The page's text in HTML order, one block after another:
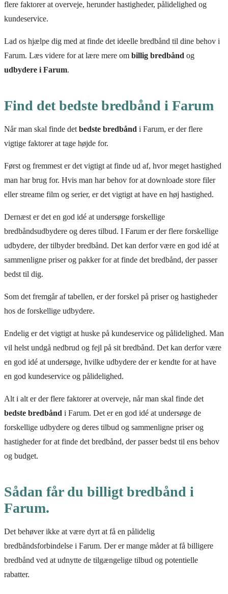
flere faktorer at overveje, herunder hastigheder, pålidelighed og
kundeservice.
Lad os hjælpe dig med at finde det ideelle bredbånd til dine behov i
Farum. Læs videre for at lære mere om billig bredbånd og
udbydere i Farum.
Find det bedste bredbånd i Farum
Når man skal finde det bedste bredbånd i Farum, er der flere
vigtige faktorer at tage højde for.
Først og fremmest er det vigtigt at finde ud af, hvor meget hastighed
man har brug for. Hvis man har behov for at downloade store filer
eller streame film og serier, er det vigtigt at have en høj hastighed.
Dernæst er det en god idé at undersøge forskellige
bredbåndsudbydere og deres tilbud. I Farum er der flere forskellige
udbydere, der tilbyder bredbånd. Det kan derfor være en god idé at
sammenligne priser og pakker for at finde det bredbånd, der passer
bedst til dig.
Som det fremgår af tabellen, er der forskel på priser og hastigheder
hos de forskellige udbydere.
Endelig er det vigtigt at huske på kundeservice og pålidelighed. Man
vil helst undgå nedbrud og fejl på sit bredbånd. Det kan derfor være
en god idé at undersøge, hvilke udbydere der er kendte for at have
en god kundeservice og pålidelighed.
Alt i alt er der flere faktorer at overveje, når man skal finde det
bedste bredbånd i Farum. Det er en god idé at undersøge de
forskellige udbydere og deres tilbud og sammenligne priser og
hastigheder for at finde det bredbånd, der passer bedst til ens behov
og budget.
Sådan får du billigt bredbånd i
Farum.
Det behøver ikke at være dyrt at få en pålidelig
bredbåndsforbindelse i Farum. Der er mange måder at få billigere
bredbånd ved at udnytte de tilgængelige tilbud og potentielle
rabatter.